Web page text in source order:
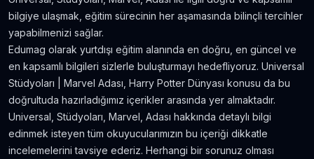
bilgiye ulaşmak, eğitim sürecinin her aşamasında bilinçli tercihler
yapabilmenizi sağlar.
Edumag olarak yurtdışı eğitim alanında en doğru, en güncel ve
en kapsamlı bilgileri sizlerle buluşturmayı hedefliyoruz. Universal
Stüdyoları | Marvel Adası, Harry Potter Dünyası konusu da bu
doğrultuda hazırladığımız içerikler arasında yer almaktadır.
Universal, Stüdyoları, Marvel, Adası hakkında detaylı bilgi
edinmek isteyen tüm okuyucularımızın bu içeriği dikkatle
incelemelerini tavsiye ederiz. Herhangi bir sorunuz olması